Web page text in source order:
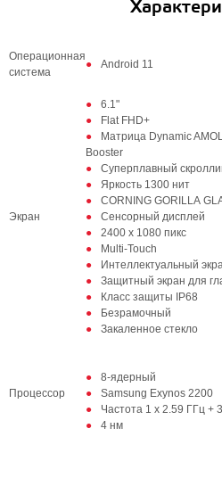
Операционная
система
Android 11
Экран
6.1"
Flat FHD+
Матрица Dynamic
Booster
Суперплавный
Яркость 1300 нит
CORNING GORILLA
Сенсорный дисплей
2400 x 1080 пикс
Multi-Touch
Интеллектуальный
Защитный экран для
Класс защиты IP68
Безрамочный
Закаленное стекло
Процессор
8-ядерный
Samsung Exynos 2200
Частота 1 x 2.59 ГГц +
4 нм